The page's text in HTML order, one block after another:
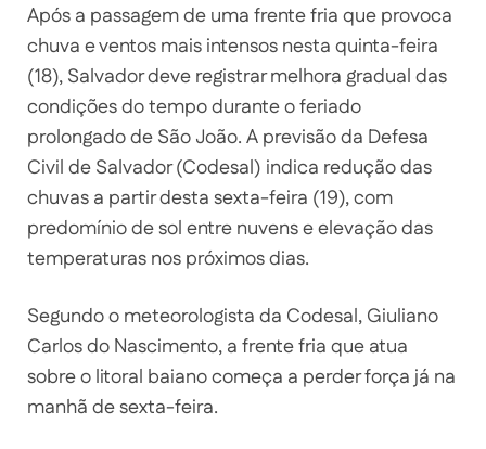
Após a passagem de uma frente fria que provoca
chuva e ventos mais intensos nesta quinta-feira
(18), Salvador deve registrar melhora gradual das
condições do tempo durante o feriado
prolongado de São João. A previsão da Defesa
Civil de Salvador (Codesal) indica redução das
chuvas a partir desta sexta-feira (19), com
predomínio de sol entre nuvens e elevação das
temperaturas nos próximos dias.
Segundo o meteorologista da Codesal, Giuliano
Carlos do Nascimento, a frente fria que atua
sobre o litoral baiano começa a perder força já na
manhã de sexta-feira.